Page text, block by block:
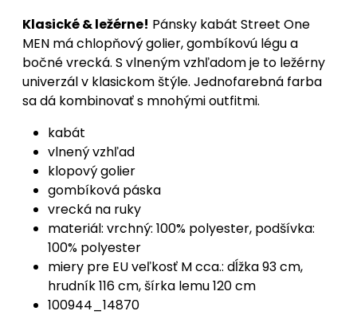
Klasické & ležérne! Pánsky kabát Street One
MEN má chlopňový golier, gombíkovú légu a
bočné vrecká. S vlneným vzhľadom je to ležérny
univerzál v klasickom štýle. Jednofarebná farba
sa dá kombinovať s mnohými outfitmi.
kabát
vlnený vzhľad
klopový golier
gombíková páska
vrecká na ruky
materiál: vrchný: 100% polyester, podšívka:
100% polyester
miery pre EU veľkosť M cca.: dĺžka 93 cm,
hrudník 116 cm, šírka lemu 120 cm
100944_14870